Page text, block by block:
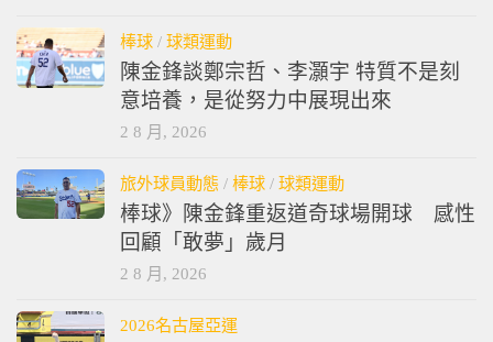
棒球 / 球類運動
陳金鋒談鄭宗哲、李灝宇 特質不是刻
意培養，是從努力中展現出來
2 8 月, 2026
旅外球員動態 / 棒球 / 球類運動
棒球》陳金鋒重返道奇球場開球 感性
回顧「敢夢」歲月
2 8 月, 2026
2026名古屋亞運